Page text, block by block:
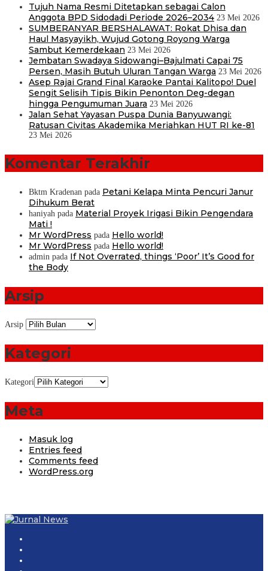
Tujuh Nama Resmi Ditetapkan sebagai Calon
Anggota BPD Sidodadi Periode 2026–2034 23 Mei 2026
SUMBERANYAR BERSHALAWAT: Rokat Dhisa dan
Haul Masyayikh, Wujud Gotong Royong Warga
Sambut Kemerdekaan 23 Mei 2026
Jembatan Swadaya Sidowangi–Bajulmati Capai 75
Persen, Masih Butuh Uluran Tangan Warga 23 Mei 2026
Asep Rajai Grand Final Karaoke Pantai Kalitopo! Duel
Sengit Selisih Tipis Bikin Penonton Deg-degan
hingga Pengumuman Juara 23 Mei 2026
Jalan Sehat Yayasan Puspa Dunia Banyuwangi:
Ratusan Civitas Akademika Meriahkan HUT RI ke-81
23 Mei 2026
Komentar Terakhir
Bktm Kradenan pada Petani Kelapa Minta Pencuri Janur
Dihukum Berat
haniyah pada Material Proyek Irigasi Bikin Pengendara
Mati !
Mr WordPress pada Hello world!
Mr WordPress pada Hello world!
admin pada If Not Overrated, things ‘Poor’ It’s Good for
the Body
Arsip
Arsip
Kategori
Kategori
Meta
Masuk log
Entries feed
Comments feed
WordPress.org